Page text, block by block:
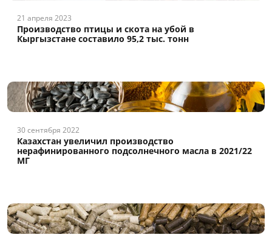
21 апреля 2023
Производство птицы и скота на убой в
Кыргызстане составило 95,2 тыс. тонн
30 сентября 2022
Казахстан увеличил производство
нерафинированного подсолнечного масла в 2021/22
МГ